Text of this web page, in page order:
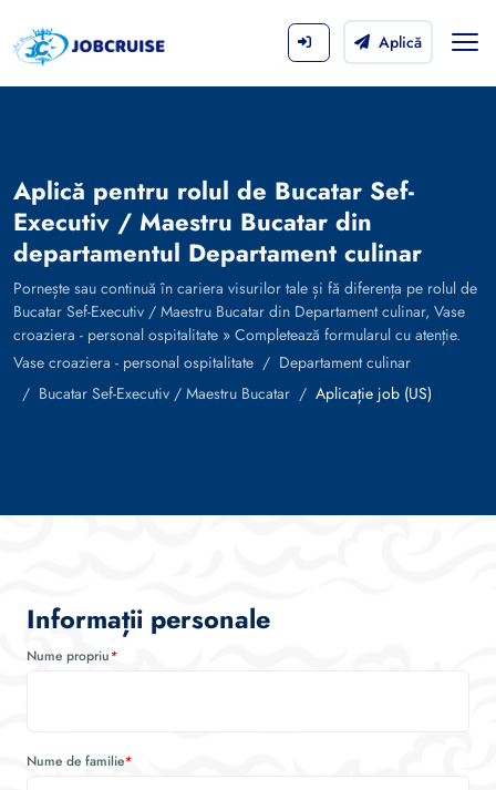
Aplică
Aplică pentru rolul de Bucatar Sef-
Executiv / Maestru Bucatar din
departamentul Departament culinar
Pornește sau continuă în cariera visurilor tale și fă diferența pe rolul de
Bucatar Sef-Executiv / Maestru Bucatar din Departament culinar, Vase
croaziera - personal ospitalitate » Completează formularul cu atenție.
Vase croaziera - personal ospitalitate
Departament culinar
Bucatar Sef-Executiv / Maestru Bucatar
Aplicație job (US)
Informații personale
Nume propriu*
Nume de familie*